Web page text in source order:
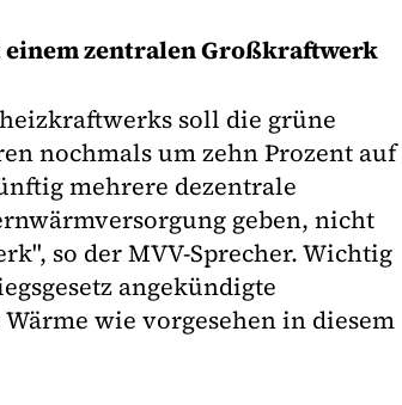
zentralen Großkraftwerk
soll die grüne
nochmals um zehn Prozent auf
mehrere dezentrale
geben, nicht
so der MVV-Sprecher. Wichtig
angekündigte
wie vorgesehen in diesem